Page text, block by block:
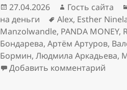
Опубликовано
27.04.2026 Автор
Гость сайта
на деньги
Метки
Alex, Esther
Manzolwandle, PANDA MONEY,
Бондарева,Артём Артуров,
Бормин,Людмила Аркадьева,
Добавить комментарий